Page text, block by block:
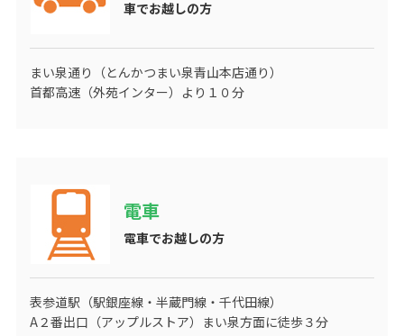
車でお越しの方
まい泉通り（とんかつまい泉青山本店通り）
首都高速（外苑インター）より１０分
電車
電車でお越しの方
表参道駅（駅銀座線・半蔵門線・千代田線）
A２番出口（アップルストア）まい泉方面に徒歩３分